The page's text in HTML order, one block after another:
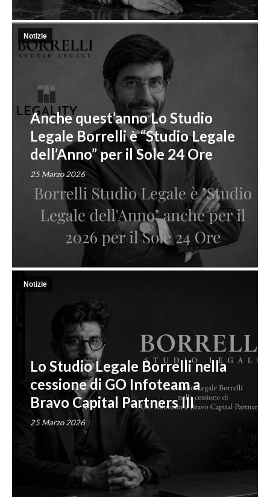
Notizie
Anche quest’anno Lo Studio
Legale Borrelli è “Studio Legale
dell’Anno” per il Sole 24 Ore
25 Marzo 2026
Notizie
Lo Studio Legale Borrelli nella
cessione di GO Infoteam a
Bravo Capital Partners III
25 Marzo 2026